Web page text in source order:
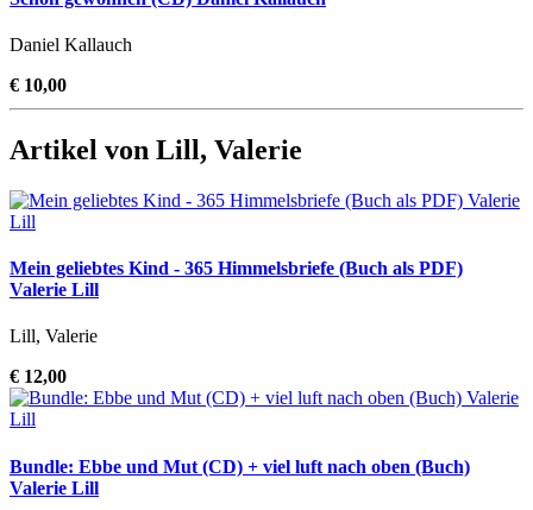
Daniel Kallauch
€ 10,00
Artikel von Lill, Valerie
Mein geliebtes Kind - 365 Himmelsbriefe (Buch als PDF)
Valerie Lill
Lill, Valerie
€ 12,00
Bundle: Ebbe und Mut (CD) + viel luft nach oben (Buch)
Valerie Lill